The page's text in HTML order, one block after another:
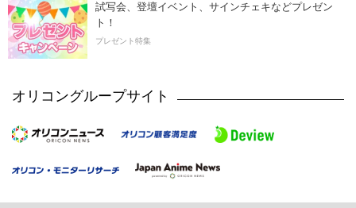
試写会、登壇イベント、サインチェキなどプレゼン
ト！
プレゼント特集
オリコングループサイト